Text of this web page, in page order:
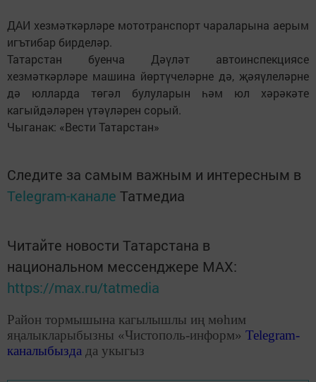
ДАИ хезмәткәрләре мототранспорт чараларына аерым
игътибар бирделәр.
Татарстан буенча Дәүләт автоинспекциясе
хезмәткәрләре машина йөртүчеләрне дә, җәяүлеләрне
дә юлларда төгәл булуларын һәм юл хәрәкәте
кагыйдәләрен үтәүләрен сорый.
Чыганак: «Вести Татарстан»
Следите за самым важным и интересным в
Telegram-канале Татмедиа
Читайте новости Татарстана в
национальном мессенджере MАХ:
https://max.ru/tatmedia
Район тормышына кагылышлы иң мөһим
яңалыкларыбызны «Чистополь-информ» Telegram-
каналыбызда да укыгыз